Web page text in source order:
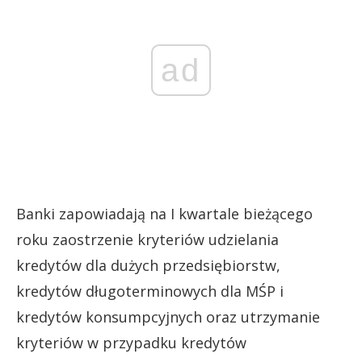
ad
Banki zapowiadają na I kwartale bieżącego
roku zaostrzenie kryteriów udzielania
kredytów dla dużych przedsiębiorstw,
kredytów długoterminowych dla MŚP i
kredytów konsumpcyjnych oraz utrzymanie
kryteriów w przypadku kredytów